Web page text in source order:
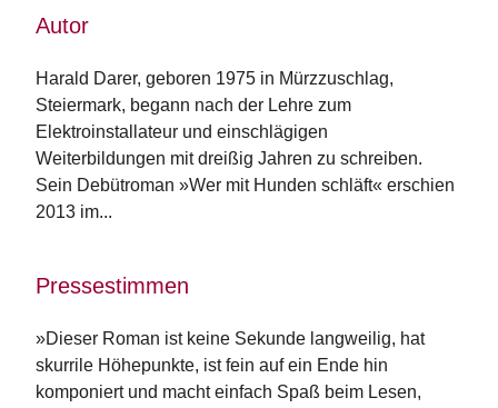
Autor
Harald Darer, geboren 1975 in Mürzzuschlag,
Steiermark, begann nach der Lehre zum
Elektroinstallateur und einschlägigen
Weiterbildungen mit dreißig Jahren zu schreiben.
Sein Debütroman »Wer mit Hunden schläft« erschien
2013 im...
Pressestimmen
»Dieser Roman ist keine Sekunde langweilig, hat
skurrile Höhepunkte, ist fein auf ein Ende hin
komponiert und macht einfach Spaß beim Lesen,